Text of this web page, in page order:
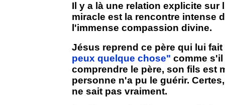
Il y a là une relation explicite
miracle est la rencontre intense
l'immense compassion divine.
Jésus reprend ce père qui lui
peux quelque chose" comme
comprendre le père, son fils est
personne n'a pu le guérir.
ne sait pas vraiment.